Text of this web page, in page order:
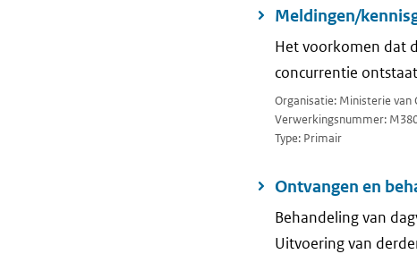
Meldingen/
Het voorkomen dat
concurrentie
Organisatie: Ministerie van
Verwerkingsnummer:
Type: Primair
Ontvangen en
Behandeling van
Uitvoering van